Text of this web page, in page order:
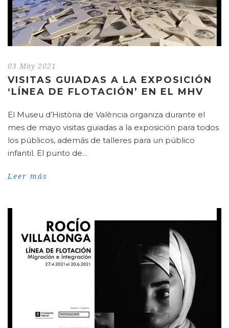
03 May 2021
VISITAS GUIADAS A LA EXPOSICIÓN
‘LÍNEA DE FLOTACIÓN’ EN EL MHV
El Museu d’Història de València organiza durante el
mes de mayo visitas guiadas a la exposición para todos
los públicos, además de talleres para un público
infantil. El punto de...
Leer más